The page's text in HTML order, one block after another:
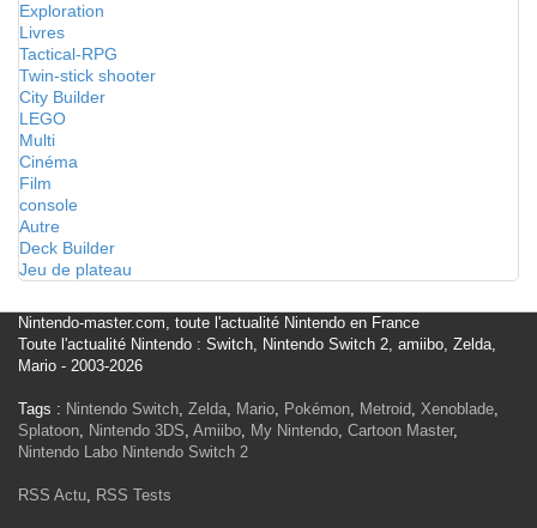
Exploration
Livres
Tactical-RPG
Twin-stick shooter
City Builder
LEGO
Multi
Cinéma
Film
console
Autre
Deck Builder
Jeu de plateau
Nintendo-master.com, toute l'actualité Nintendo en France
Toute l'actualité Nintendo : Switch, Nintendo Switch 2, amiibo, Zelda,
Mario - 2003-2026
Tags : Nintendo Switch, Zelda, Mario, Pokémon, Metroid, Xenoblade,
Splatoon, Nintendo 3DS, Amiibo, My Nintendo, Cartoon Master,
Nintendo Labo Nintendo Switch 2
RSS Actu, RSS Tests